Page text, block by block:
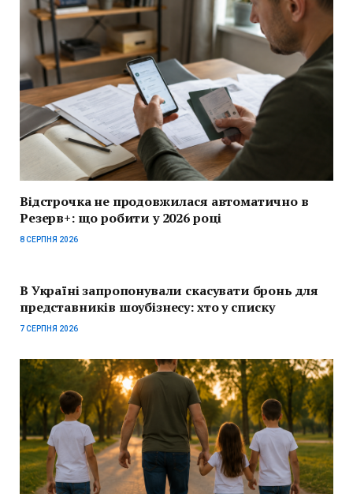
Відстрочка не продовжилася автоматично в
Резерв+: що робити у 2026 році
8 СЕРПНЯ 2026
В Україні запропонували скасувати бронь для
представників шоубізнесу: хто у списку
7 СЕРПНЯ 2026